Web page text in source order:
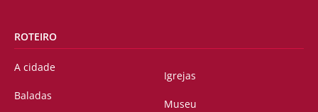
ROTEIRO
A cidade
Baladas
Igrejas
Museu